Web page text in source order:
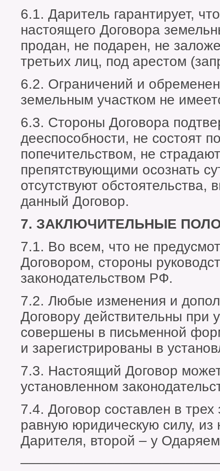
6.1. Даритель гарантирует,
настоящего Договора
продан, не подарен, не
третьих лиц, под арестом
6.2. Ограничений и
земельным участком не
6.3. Стороны Договора
дееспособности, не состоят
попечительством, не
препятствующими осознать
отсутствуют
данный Договор.
7. ЗАКЛЮЧИТЕЛЬНЫЕ
7.1. Во всем, что не
Договором, стороны
законодательством РФ.
7.2. Любые изменения и
Договору действительны при
совершены в письменной
и зарегистрированы в
7.3. Настоящий Договор
установленном
7.4. Договор составлен в
равную юридическую силу, из
Дарителя, второй – у